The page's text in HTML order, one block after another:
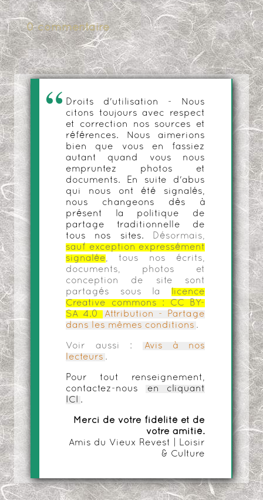
0 commentaire
Droits d'utilisation - Nous
citons toujours avec respect
et correction nos sources et
références. Nous aimerions
bien que vous en fassiez
autant quand vous nous
empruntez photos et
documents. En suite d'abus
qui nous ont été signalés,
nous changeons dès à
présent la politique de
partage traditionnelle de
tous nos sites.
Désormais,
sauf exception expressément
signalée, tous nos écrits,
documents, photos et
conception de site sont
partagés sous la
licence
Creative commons :
CC BY-
SA 4.0
Attribution - Partage
dans les mêmes conditions .
Voir aussi :
Avis à nos
lecteurs .
Pour tout renseignement,
contactez-nous
en cliquant
ICI
.
Merci de votre fidélité et de
votre amitié.
Amis du Vieux Revest | Loisir
& Culture